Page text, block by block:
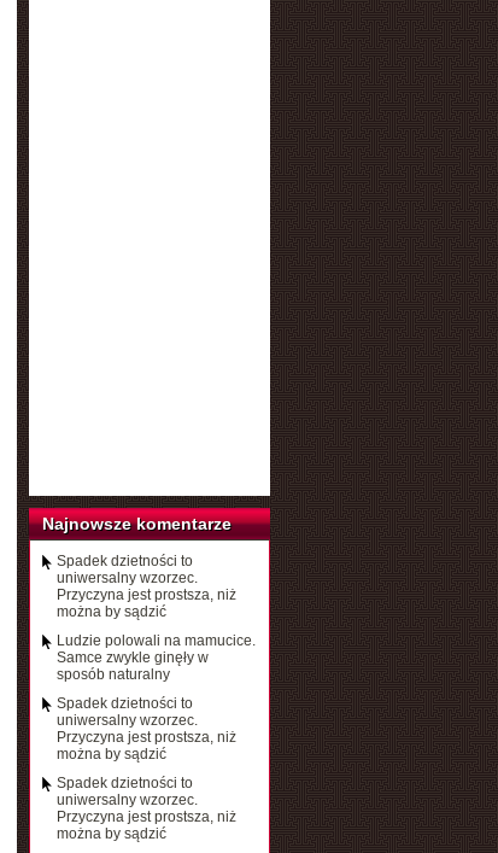
Najnowsze komentarze
Spadek dzietności to
uniwersalny wzorzec.
Przyczyna jest prostsza, niż
można by sądzić
Ludzie polowali na mamucice.
Samce zwykle ginęły w
sposób naturalny
Spadek dzietności to
uniwersalny wzorzec.
Przyczyna jest prostsza, niż
można by sądzić
Spadek dzietności to
uniwersalny wzorzec.
Przyczyna jest prostsza, niż
można by sądzić